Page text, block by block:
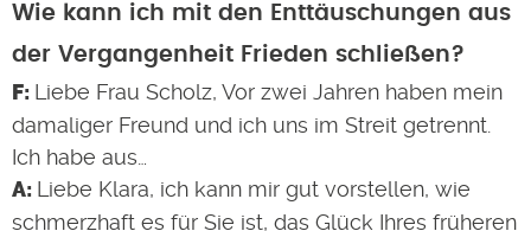
Wie kann ich mit den Enttäuschungen aus
der Vergangenheit Frieden schließen?
Liebe Frau Scholz, Vor zwei Jahren haben mein
damaliger Freund und ich uns im Streit getrennt.
Ich habe aus…
Liebe Klara, ich kann mir gut vorstellen, wie
schmerzhaft es für Sie ist, das Glück Ihres früheren